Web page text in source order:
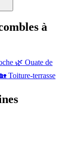
à
🌿 Ouate de
Toiture-terrasse